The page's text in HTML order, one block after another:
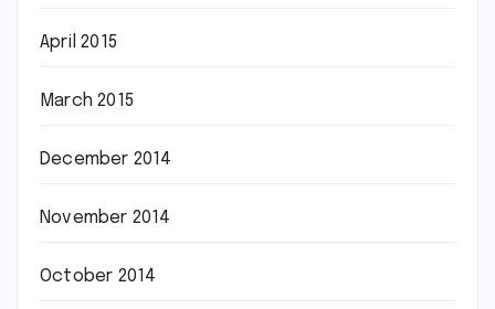
April 2015
March 2015
December 2014
November 2014
October 2014